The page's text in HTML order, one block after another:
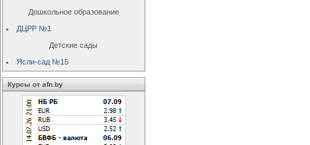
Дошкольное образование
ДЦРР №1
Детские сады
Ясли-сад №15
Курсы от afn.by